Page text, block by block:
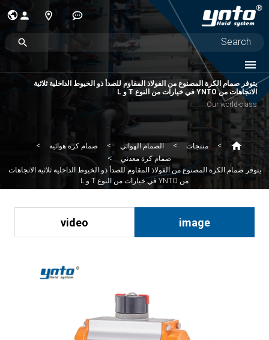
يتوفر صمام الكرة المصنوع من الفولاذ المقاوم للصدأ ذو الخيوط الداخلية ثلاثية
الاتجاهات من YNTO في خيارات من النوع T و L
Our world-class
منتجات الصمام الهوائي
صمام كرة هوائية
صمام كرة معدني
يتوفر صمام الكرة المصنوع من الفولاذ المقاوم للصدأ ذو الخيوط الداخلية ثلاثية الاتجاهات
من YNTO في خيارات من النوع T و L
image
video